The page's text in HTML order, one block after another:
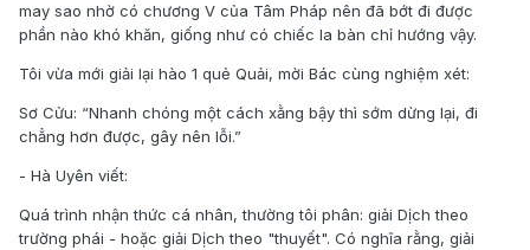
may sao nhờ có chương V của Tâm Pháp nên đã bớt đi được
phần nào khó khăn, giống như có chiếc la bàn chỉ hướng vậy.
Tôi vừa mới giải lại hào 1 quẻ Quải, mời Bác cùng nghiệm xét:
Sơ Cửu: “Nhanh chóng một cách xằng bậy thì sớm dừng lại, đi
chẳng hơn được, gây nên lỗi.”
- Hà Uyên viết:
Quá trình nhận thức cá nhân, thường tôi phân: giải Dịch theo
trường phái - hoặc giải Dịch theo "thuyết". Có nghĩa rằng, giải